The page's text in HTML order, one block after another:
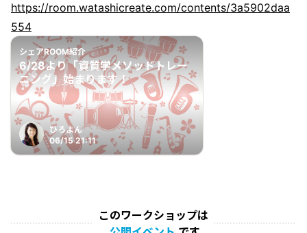
https://room.watashicreate.com/contents/3a5902daa
554
シェアROOM紹介
6/28より「資質学メソッドトレー
ニング」始まります！
ひろよん
06/15 21:11
このワークショップは